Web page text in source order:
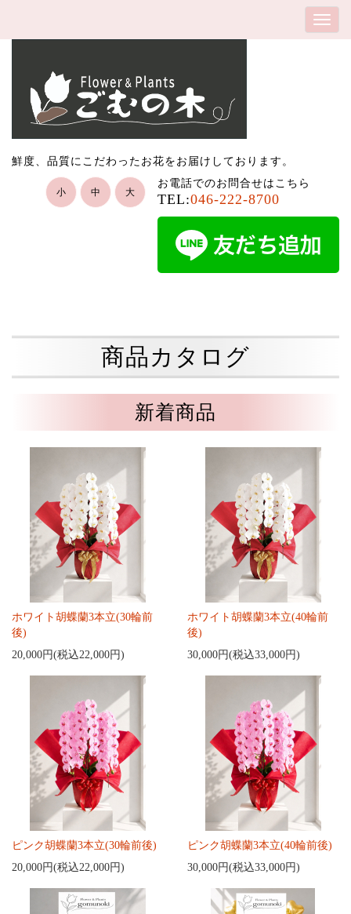
鮮度、品質にこだわったお花をお届けしております。
お電話でのお問合せはこちら
TEL:046-222-8700
小 中 大
商品カタログ
新着商品
ホワイト胡蝶蘭3本立(30輪前
後)
20,000円(税込22,000円)
ホワイト胡蝶蘭3本立(40輪前
後)
30,000円(税込33,000円)
ピンク胡蝶蘭3本立(30輪前後)
20,000円(税込22,000円)
ピンク胡蝶蘭3本立(40輪前後)
30,000円(税込33,000円)